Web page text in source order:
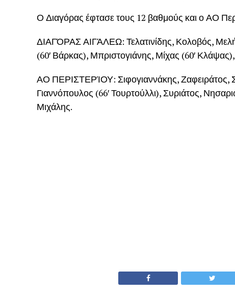
Ο Διαγόρας έφτασε τους 12 βαθμούς και ο ΑΟ
ΔΙΑΓΌΡΑΣ ΑΙΓΆΛΕΩ: Τελατινίδης, Κολοβός,
(60′ Βάρκας), Μπριστογιάνης, Μίχας (60′
ΑΟ ΠΕΡΙΣΤΕΡΊΟΥ: Σιφογιαννάκης, Ζαφειράτος,
Γιαννόπουλος (66′ Τουρτούλλι), Συριάτος,
Μιχάλης.